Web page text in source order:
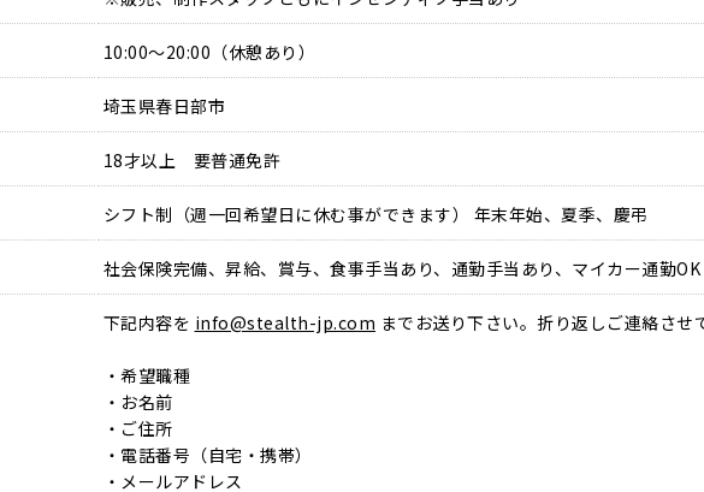
10:00～20:00（休憩あり）
埼玉県春日部市
18才以上 要普通免許
シフト制（週一回希望日に休む事ができます） 年末年始、夏季、慶弔
社会保険完備、昇給、賞与、食事手当あり、通勤手当あり、マイカー通勤OK
下記内容を info@stealth-jp.com までお送り下さい。折り返しご連絡させ
・希望職種
・お名前
・ご住所
・電話番号（自宅・携帯）
・メールアドレス